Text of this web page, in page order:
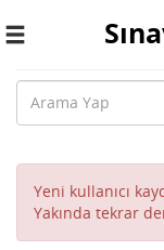
Toggle
Yeni kullanıcı
Yakında tekrar